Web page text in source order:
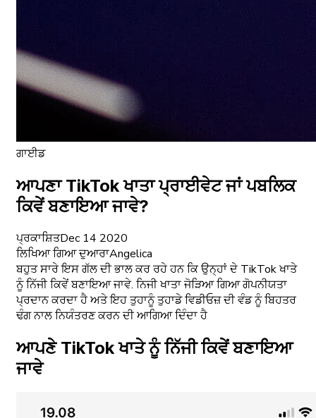
ਗਾਈਡ
ਆਪਣਾ TikTok ਖਾਤਾ ਪ੍ਰਾਈਵੇਟ ਜਾਂ ਪਬਲਿਕ
ਕਿਵੇਂ ਬਣਾਇਆ ਜਾਵੇ?
ਪ੍ਰਕਾਸ਼ਿਤDec 14 2020
ਲਿਖਿਆ ਗਿਆ ਦੁਆਰਾAngelica
ਬਹੁਤ ਸਾਰੇ ਇਸ ਗੱਲ ਦੀ ਭਾਲ ਕਰ ਰਹੇ ਹਨ ਕਿ ਉਨ੍ਹਾਂ ਦੇ TikTok ਖਾਤੇ
ਨੂੰ ਨਿੱਜੀ ਕਿਵੇਂ ਬਣਾਇਆ ਜਾਵੇ. ਨਿਜੀ ਖਾਤਾ ਜੋੜਿਆ ਗਿਆ ਗੋਪਨੀਯਤਾ
ਪ੍ਰਦਾਨ ਕਰਦਾ ਹੈ ਅਤੇ ਇਹ ਤੁਹਾਨੂੰ ਤੁਹਾਡੇ ਵਿਡੀਓਜ਼ ਦੀ ਵੰਡ ਨੂੰ ਬਿਹਤਰ
ਢੰਗ ਨਾਲ ਨਿਯੰਤਰਣ ਕਰਨ ਦੀ ਆਗਿਆ ਦਿੰਦਾ ਹੈ
ਆਪਣੇ TikTok ਖਾਤੇ ਨੂੰ ਨਿੱਜੀ ਕਿਵੇਂ ਬਣਾਇਆ
ਜਾਵੇ